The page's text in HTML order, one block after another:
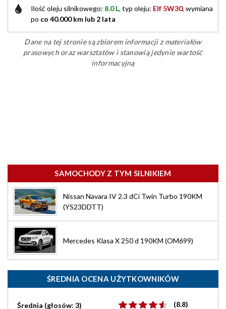
Ilość oleju silnikowego: 8.0 L, typ oleju: Elf 5W30, wymiana
po co 40.000 km lub 2 lata
Dane na tej stronie są zbiorem informacji z materiałów
prasowych oraz warsztatów i stanowią jedynie wartość
informacyjną
SAMOCHODY Z TYM SILNIKIEM
Nissan Navara IV 2.3 dCi Twin Turbo 190KM
(YS23DDTT)
Mercedes Klasa X 250 d 190KM (OM699)
ŚREDNIA OCENA UŻYTKOWNIKÓW
Średnia (głosów: 3) (8.8)